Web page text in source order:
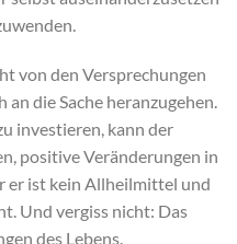
von den Versprechungen
die Sache heranzugehen.
investieren, kann der
positive Veränderungen in
er ist kein Allheilmittel und
Und vergiss nicht: Das
des Lebens.